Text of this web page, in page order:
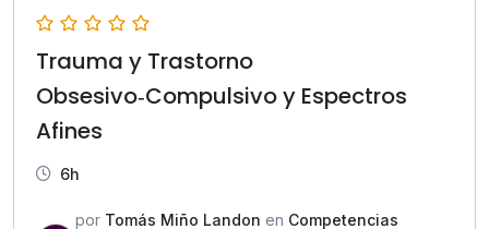
Trauma y Trastorno
Obsesivo‑Compulsivo y Espectros
Afines
6h
por Tomás Miño Landon en Competencias